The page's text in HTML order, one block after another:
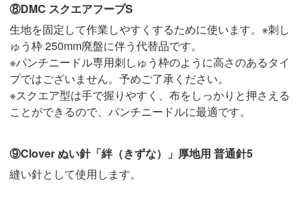
⑧DMC スクエアフープS
生地を固定して作業しやすくするために使います。※刺し
ゅう枠 250mm廃盤に伴う代替品です。
※パンチニードル専用刺しゅう枠のように高さのあるタイ
プではございません。予めご了承ください。
※スクエア型は手で握りやすく、布をしっかりと押さえる
ことができるので、パンチニードルに最適です。
⑨Clover ぬい針「絆（きずな）」厚地用 普通針5
縫い針として使用します。